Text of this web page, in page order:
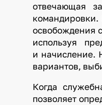
отвечающая
командировки.
освобождения
используя
и начисление.
вариантов,
Когда
позволяет